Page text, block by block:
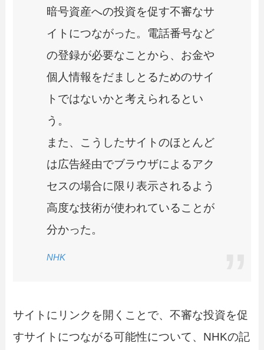
暗号資産への投資を促す不審なサ
イトにつながった。電話番号など
の登録が必要なことから、お金や
個人情報をだましとるためのサイ
トではないかと考えられるとい
う。
また、こうしたサイトのほとんど
は広告経由でブラウザによるアク
セスの場合に限り表示されるよう
高度な技術が使われていることが
分かった。
NHK
サイトにリンクを開くことで、不審な投資を促
すサイトにつながる可能性について、NHKの記